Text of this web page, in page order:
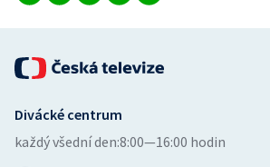
Divácké centrum
každý všední den:8:00—16:00 hodin